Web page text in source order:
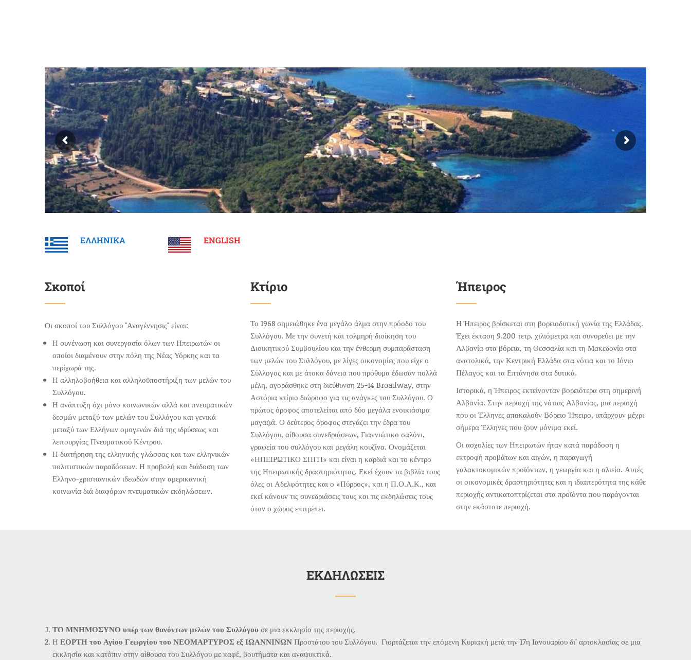
ΕΛΛΗΝΙΚΑ ENGLISH
Σκοποί
Οι σκοποί του Συλλόγου "Αναγέννησις" είναι:
Η συνένωση και συνεργασία όλων των Ηπειρωτών οι
οποίοι διαμένουν στην πόλη της Νέας Υόρκης και τα
περίχωρά της.
Η αλληλοβοήθεια και αλληλοϋποστήριξη των μελών του
Συλλόγου.
Η ανάπτυξη όχι μόνο κοινωνικών αλλά και πνευματικών
δεσμών μεταξύ των μελών του Συλλόγου και γενικά
μεταξύ των Ελλήνων ομογενών διά της ιδρύσεως και
λειτουργίας Πνευματικού Κέντρου.
Η διατήρηση της ελληνικής γλώσσας και των ελληνικών
πολιτιστικών παραδόσεων. Η προβολή και διάδοση των
Ελληνο-χριστιανικών ιδεωδών στην αμερικανική
κοινωνία διά διαφόρων πνευματικών εκδηλώσεων.
Κτίριο
Το 1968 σημειώθηκε ένα μεγάλο άλμα στην πρόοδο του
Συλλόγου. Με την συνετή και τολμηρή διοίκηση του
Διοικητικού Συμβουλίου και την ένθερμη συμπαράσταση
των μελών του Συλλόγου, με λίγες οικονομίες που είχε ο
Σύλλογος και με άτοκα δάνεια που πρόθυμα έδωσαν πολλά
μέλη, αγοράσθηκε στη διεύθυνση 25-14 Broadway, στην
Αστόρια κτίριο διώροφο για τις ανάγκες του Συλλόγου. Ο
πρώτος όροφος αποτελείται από δύο μεγάλα ενοικιάσιμα
μαγαζιά. Ο δεύτερος όροφος στεγάζει την έδρα του
Συλλόγου, αίθουσα συνεδριάσεων, Γιαννιώτικο σαλόνι,
γραφεία του συλλόγου και μεγάλη κουζίνα. Ονομάζεται
«ΗΠΕΙΡΩΤΙΚΟ ΣΠΙΤΙ» και είναι η καρδιά και το κέντρο
της Ηπειρωτικής δραστηριότητας. Εκεί έχουν τα βιβλία τους
όλες οι Αδελφότητες και ο «Πύρρος», και η Π.Ο.Α.Κ., και
εκεί κάνουν τις συνεδριάσεις τους και τις εκδηλώσεις τους
όταν ο χώρος επιτρέπει.
Ήπειρος
Η Ήπειρος βρίσκεται στη βορειοδυτική γωνία της Ελλάδας.
Έχει έκταση 9.200 τετρ. χιλιόμετρα και συνορεύει με την
Αλβανία στα βόρεια, τη Θεσσαλία και τη Μακεδονία στα
ανατολικά, την Κεντρική Ελλάδα στα νότια και το Ιόνιο
Πέλαγος και τα Επτάνησα στα δυτικά.
Ιστορικά, η Ήπειρος εκτείνονταν βορειότερα στη σημερινή
Αλβανία. Στην περιοχή της νότιας Αλβανίας, μια περιοχή
που οι Έλληνες αποκαλούν Βόρειο Ήπειρο, υπάρχουν μέχρι
σήμερα Έλληνες που ζουν μόνιμα εκεί.
Οι ασχολίες των Ηπειρωτών ήταν κατά παράδοση η
εκτροφή προβάτων και αιγών, η παραγωγή
γαλακτοκομικών προϊόντων, η γεωργία και η αλιεία. Αυτές
οι οικονομικές δραστηριότητες και η ιδιαιτερότητα της κάθε
περιοχής αντικατοπτρίζεται στα προϊόντα που παράγονται
στην εκάστοτε περιοχή.
ΕΚΔΗΛΩΣΕΙΣ
ΤΟ ΜΝΗΜΟΣΥΝΟ υπέρ των θανόντων μελών του Συλλόγουσε μια εκκλησία της περιοχής.
Η ΕΟΡΤΗ του Αγίου Γεωργίου του ΝΕΟΜΑΡΤΥΡΟΣ εξ ΙΩΑΝΝΙΝΩΝΠροστάτου του Συλλόγου. Γιορτάζεται την επόμενη Κυριακή μετά την 17η Ιανουαρίου δι’ αρτοκλασίας σε μια
εκκλησία και κατόπιν στην αίθουσα του Συλλόγου με καφέ, βουτήματα και αναψυκτικά.